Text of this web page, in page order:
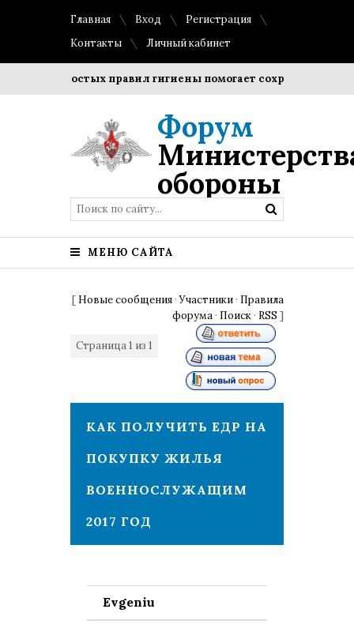
Главная Вход
Регистрация
Контакты
Личный кабинет
простых правил гигиены помогает сохранить
Форум
обороны
МЕНЮ САЙТА
[ Новые сообщения ·Участники · Правила
форума · Поиск · RSS ]
Страница1 из 1
КАК ПОЛУЧИТЬ ЕДР НА
ПОКУПКУ ЖИЛЬЯ
ВОЕННОСЛУЖАЩИМ
2017 ГОД
Evgeniu